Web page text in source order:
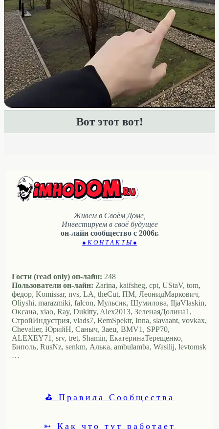
Вот этот вот!
Живем в Своём Доме,
Инвестируем в своё будущее
он-лайн сообщество с 2006г.
● К О Н Т А К Т Ы ●
Гости (read only) он-лайн: 248
Пользователи он-лайн: Zarina, kaifsheg, cpt, UStaV, tom,
федор, Komissar, nvs, LA, theCut, ПМ, ЛеонидМаркович,
Oliyshi, marazmiki, falcon, Мульсик, Шумилова, IljaVlaskin,
Оксана, xiao, Ray, Dukitty, Alex2013, ЗеленаяДолина1,
СтройИндустрия, vlads7, RemSpektr, Inna, slavaant, vovkax,
Chevalier, ЮрийН, Саныч, Заец, BMV1, SPP70,
ALEXEY71, srv, tret, Shamin, ЕкатеринаТерещенко,
Биполь, RusNz, senkm, Алька, ambulamba, Wasilij, levtomsk
…
⛳ Правила Сообщества
➳ Как что тут работает